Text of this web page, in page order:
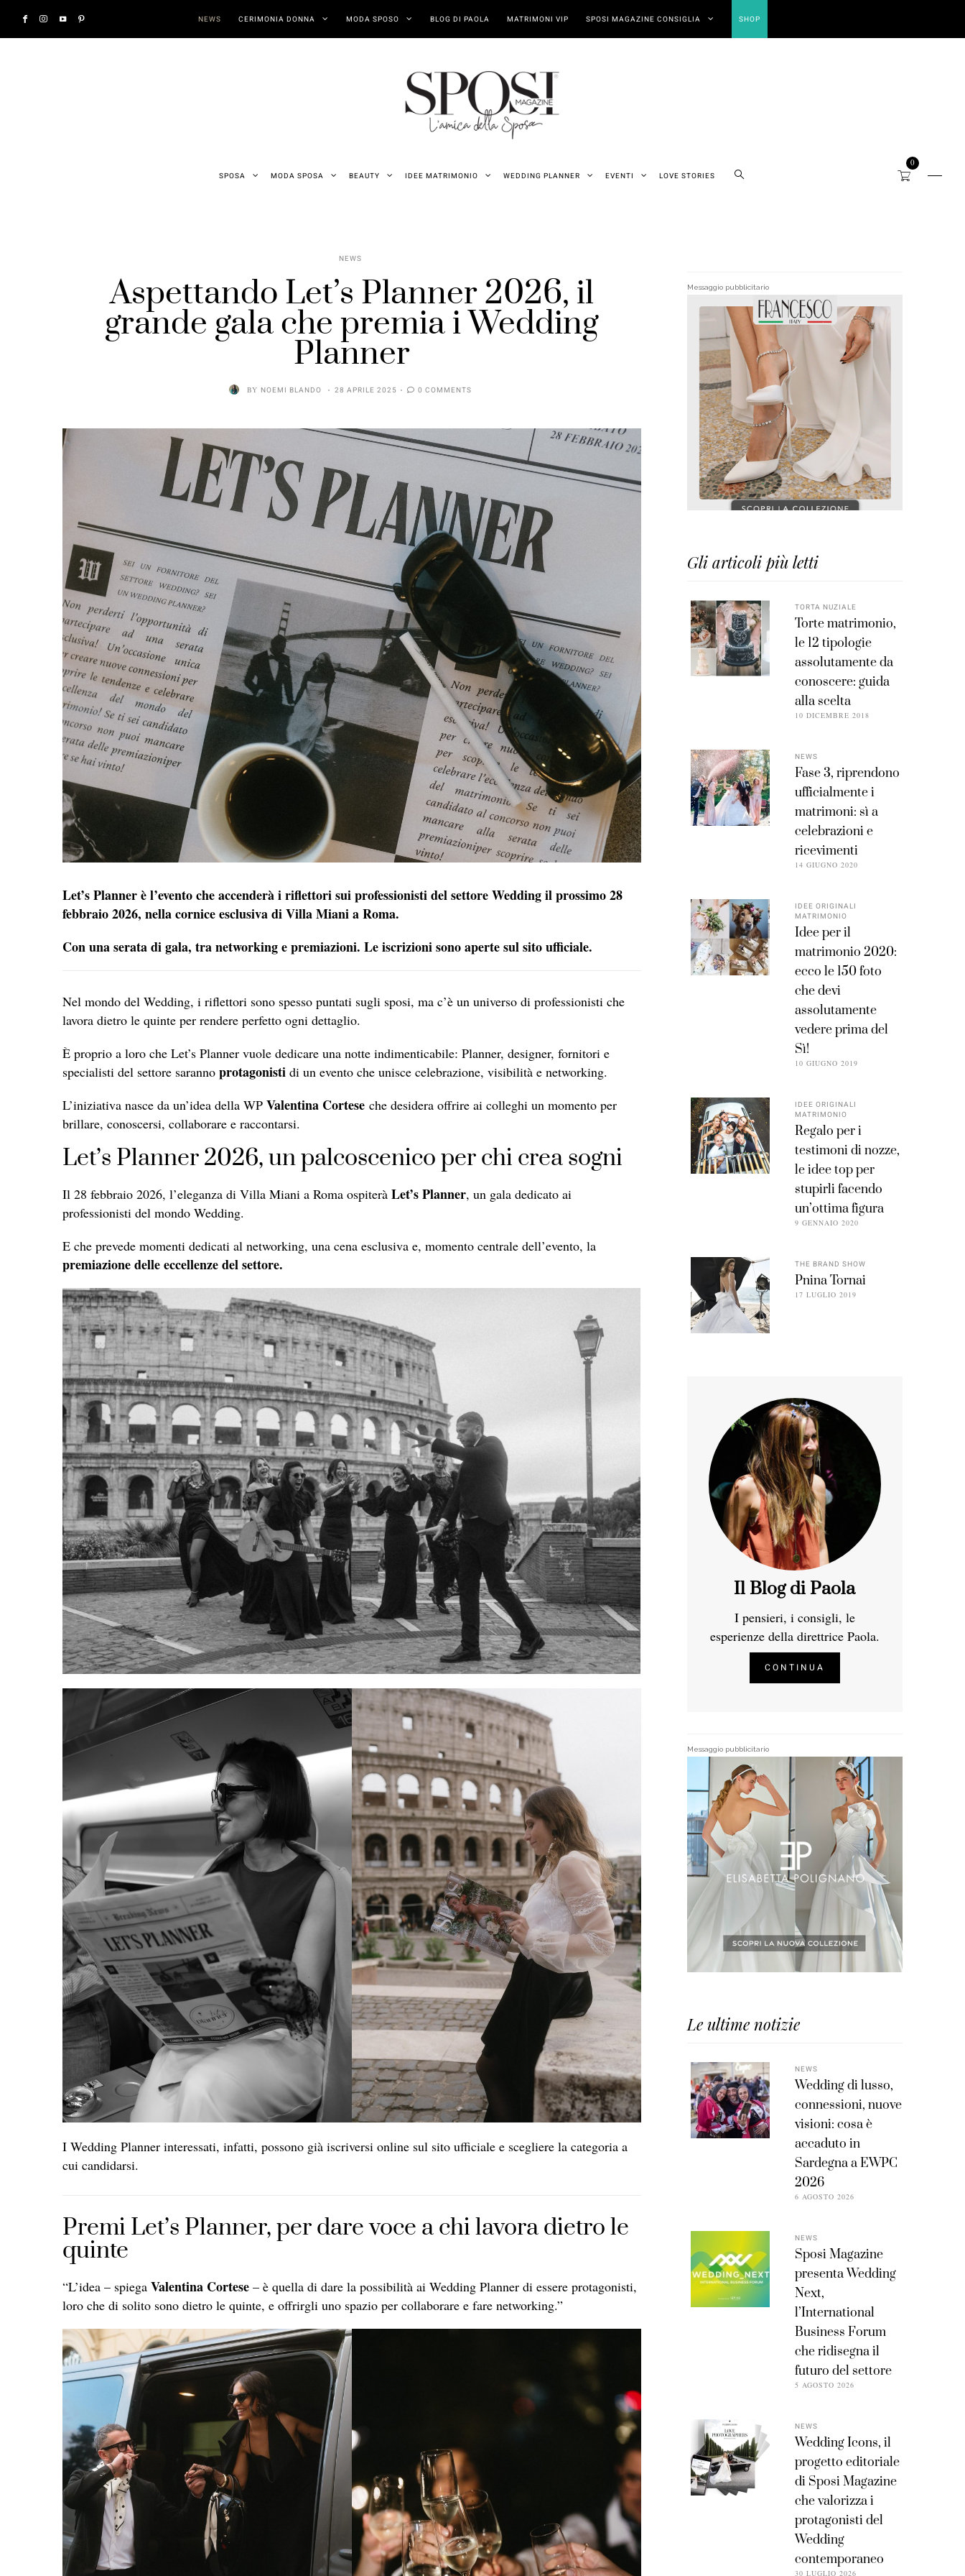
NEWS CERIMONIA DONNA MODA SPOSO BLOG DI PAOLA MATRIMONI VIP SPOSI MAGAZINE CONSIGLIA SHOP
SPOSA MODA SPOSA BEAUTY IDEE MATRIMONIO WEDDING PLANNER EVENTI LOVE STORIES
0
NEWS
Aspettando Let’s Planner 2026, il
grande gala che premia i Wedding
Planner
BY NOEMI BLANDO 28 APRILE 2025 0 COMMENTS
Let’s Planner è l’evento che accenderà i riflettori sui professionisti del settore Wedding il prossimo 28
febbraio 2026, nella cornice esclusiva di Villa Miani a Roma.
Con una serata di gala, tra networking e premiazioni. Le iscrizioni sono aperte sul sito ufficiale.
Nel mondo del Wedding, i riflettori sono spesso puntati sugli sposi, ma c’è un universo di professionisti che
lavora dietro le quinte per rendere perfetto ogni dettaglio.
È proprio a loro che Let’s Planner vuole dedicare una notte indimenticabile: Planner, designer, fornitori e
specialisti del settore saranno protagonisti di un evento che unisce celebrazione, visibilità e networking.
L’iniziativa nasce da un’idea della WP Valentina Cortese che desidera offrire ai colleghi un momento per
brillare, conoscersi, collaborare e raccontarsi.
Let’s Planner 2026, un palcoscenico per chi crea sogni
Il 28 febbraio 2026, l’eleganza di Villa Miani a Roma ospiterà Let’s Planner, un gala dedicato ai
professionisti del mondo Wedding.
E che prevede momenti dedicati al networking, una cena esclusiva e, momento centrale dell’evento, la
premiazione delle eccellenze del settore.
I Wedding Planner interessati, infatti, possono già iscriversi online sul sito ufficiale e scegliere la categoria a
cui candidarsi.
Premi Let’s Planner, per dare voce a chi lavora dietro le
quinte
“L’idea – spiega Valentina Cortese – è quella di dare la possibilità ai Wedding Planner di essere protagonisti,
loro che di solito sono dietro le quinte, e offrirgli uno spazio per collaborare e fare networking.”
Messaggio pubblicitario
Gli articoli più letti
TORTA NUZIALE
Torte matrimonio,
le 12 tipologie
assolutamente da
conoscere: guida
alla scelta
10 DICEMBRE 2018
NEWS
Fase 3, riprendono
ufficialmente i
matrimoni: sì a
celebrazioni e
ricevimenti
14 GIUGNO 2020
IDEE ORIGINALI
MATRIMONIO
Idee per il
matrimonio 2020:
ecco le 150 foto
che devi
assolutamente
vedere prima del
Sì!
10 GIUGNO 2019
IDEE ORIGINALI
MATRIMONIO
Regalo per i
testimoni di nozze,
le idee top per
stupirli facendo
un’ottima figura
9 GENNAIO 2020
THE BRAND SHOW
Pnina Tornai
17 LUGLIO 2019
Il Blog di Paola
I pensieri, i consigli, le
esperienze della direttrice Paola.
CONTINUA
Messaggio pubblicitario
Le ultime notizie
NEWS
Wedding di lusso,
connessioni, nuove
visioni: cosa è
accaduto in
Sardegna a EWPC
2026
6 AGOSTO 2026
NEWS
Sposi Magazine
presenta Wedding
Next,
l’International
Business Forum
che ridisegna il
futuro del settore
5 AGOSTO 2026
NEWS
Wedding Icons, il
progetto editoriale
di Sposi Magazine
che valorizza i
protagonisti del
Wedding
contemporaneo
30 LUGLIO 2026